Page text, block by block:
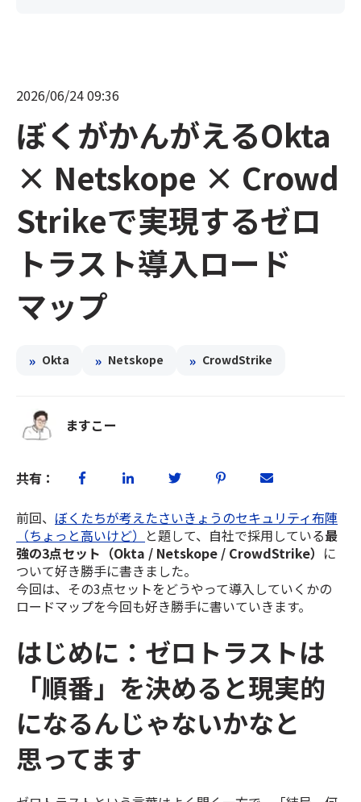
2026/06/24 09:36
ぼくがかんがえるOkta
× Netskope × Crowd
Strikeで実現するゼロ
トラスト導入ロード
マップ
» Okta » Netskope » CrowdStrike
ますこー
共有：
前回、 ぼくたちが考えたさいきょうのセキュリティ布陣
（ちょっと高いけど） と題して、自社で採用している最
強の3点セット（Okta / Netskope / CrowdStrike） に
ついて好き勝手に書きました。
今回は、その3点セットをどうやって導入していくかの
ロードマップを今回も好き勝手に書いていきます。
はじめに：ゼロトラストは
「順番」を決めると現実的
になるんじゃないかなと
思ってます